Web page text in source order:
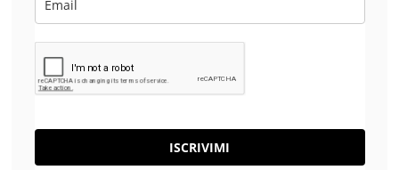
ISCRIVIMI